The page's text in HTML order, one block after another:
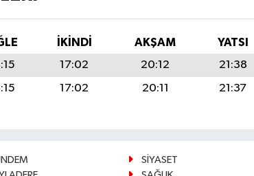
İKINDI AKŞAM
YATSI
17:02 20:12
21:38
17:02 20:11 21:37
SİYASET